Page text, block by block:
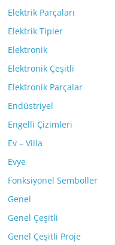
Elektrik Parçaları
Elektrik Tipler
Elektronik
Elektronik Çeşitli
Elektronik Parçalar
Endüstriyel
Engelli Çizimleri
Ev – Villa
Evye
Fonksiyonel Semboller
Genel
Genel Çeşitli
Genel Çeşitli Proje